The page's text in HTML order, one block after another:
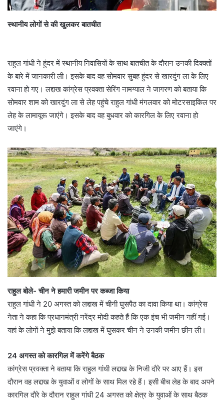
स्थानीय लोगों से की खुलकर बातचीत
राहुल गांधी ने हुंदर में स्थानीय निवासियों के साथ बातचीत के दौरान उनकी दिक्क्तों
के बारे में जानकारी ली। इसके बाद वह सोमवार सुबह हुंदर से खारदुंग ला के लिए
रवाना हो गए। लद्दाख कांग्रेस प्रवक्ता सेरिंग नामग्याल ने जागरण को बताया कि
सोमवार शाम को खारदुंग ला से लेह पहुंचे राहुल गांधी मंगलवार को मोटरसाइकिल पर
लेह के लामायूरू जाएंगे। इसके बाद वह बुधवार को कारगिल के लिए रवाना हो
जाएंगे।
राहुल बोले- चीन ने हमारी जमीन पर कब्जा किया
राहुल गांधी ने 20 अगस्त को लद्दाख में चीनी घुसपैठ का दावा किया था। कांग्रेस
नेता ने कहा कि प्रधानमंत्री नरेंद्र मोदी कहते हैं कि एक इंच भी जमीन नहीं गई।
यहां के लोगों ने मुझे बताया कि लद्दाख में घुसकर चीन ने उनकी जमीन छीन ली।
24 अगस्त को कारगिल में करेंगे बैठक
कांग्रेस प्रवक्ता ने बताया कि राहुल गांधी लद्दाख के निजी दौरे पर आए हैं। इस
दौरान वह लद्दाख के युवाओं व लोगों के साथ मिल रहे हैं। इसी बीच लेह के बाद अपने
कारगिल दौरे के दौरान राहुल गांधी 24 अगस्त को क्षेत्र के युवाओं के साथ बैठक